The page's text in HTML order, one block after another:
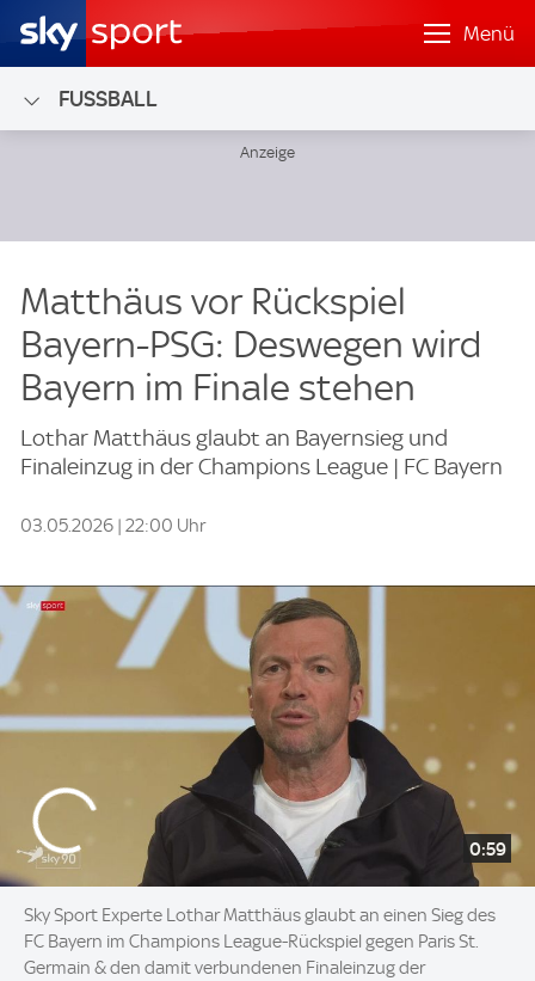
Menü
FUSSBALL
Matthäus vor Rückspiel
Bayern-PSG: Deswegen wird
Bayern im Finale stehen
Lothar Matthäus glaubt an Bayernsieg und
Finaleinzug in der Champions League | FC Bayern
03.05.2026 | 22:00 Uhr
0:59
Sky Sport Experte Lothar Matthäus glaubt an einen Sieg des
FC Bayern im Champions League-Rückspiel gegen Paris St.
Germain & den damit verbundenen Finaleinzug der